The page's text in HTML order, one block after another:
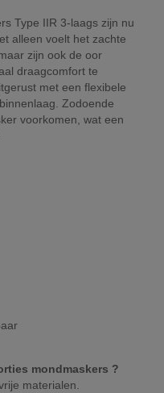
Type IIR 3-laags zijn nu
alleen voelt het zachte
zijn ook de oor
draagcomfort te
met een flexibele
Zodoende
voorkomen, wat een
mondmaskers ?
materialen.